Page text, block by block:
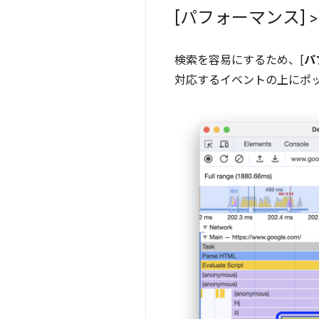
[パフォーマンス]
検索を容易にするため、[パ
対応するイベントの上にポ